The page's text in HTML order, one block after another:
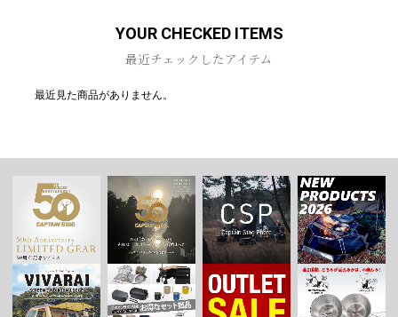
YOUR CHECKED ITEMS
最近チェックしたアイテム
最近見た商品がありません。